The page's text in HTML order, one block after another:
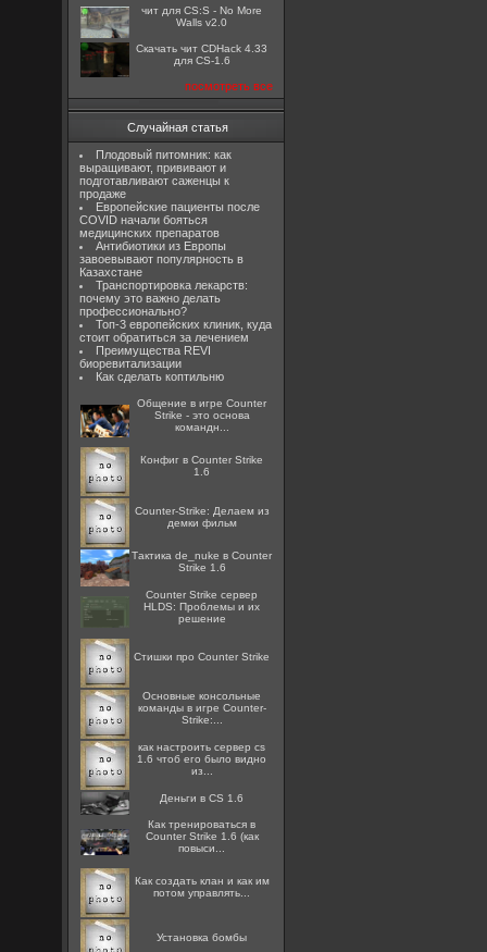
чит для CS:S - No More
Walls v2.0
Скачать чит CDHack 4.33
для CS-1.6
посмотреть все
Случайная статья
Плодовый питомник: как
выращивают, прививают и
подготавливают саженцы к
продаже
Европейские пациенты после
COVID начали бояться
медицинских препаратов
Антибиотики из Европы
завоевывают популярность в
Казахстане
Транспортировка лекарств:
почему это важно делать
профессионально?
Топ-3 европейских клиник, куда
стоит обратиться за лечением
Преимущества REVI
биоревитализации
Как сделать коптильню
Общение в игре Counter
Strike - это основа
командн...
Конфиг в Counter Strike
1.6
Counter-Strike: Делаем из
демки фильм
Тактика de_nuke в Counter
Strike 1.6
Counter Strike сервер
HLDS: Проблемы и их
решение
Стишки про Counter Strike
Основные консольные
команды в игре Counter-
Strike:...
как настроить сервер cs
1.6 чтоб его было видно
из...
Деньги в CS 1.6
Как тренироваться в
Counter Strike 1.6 (как
повыси...
Как создать клан и как им
потом управлять...
Установка бомбы